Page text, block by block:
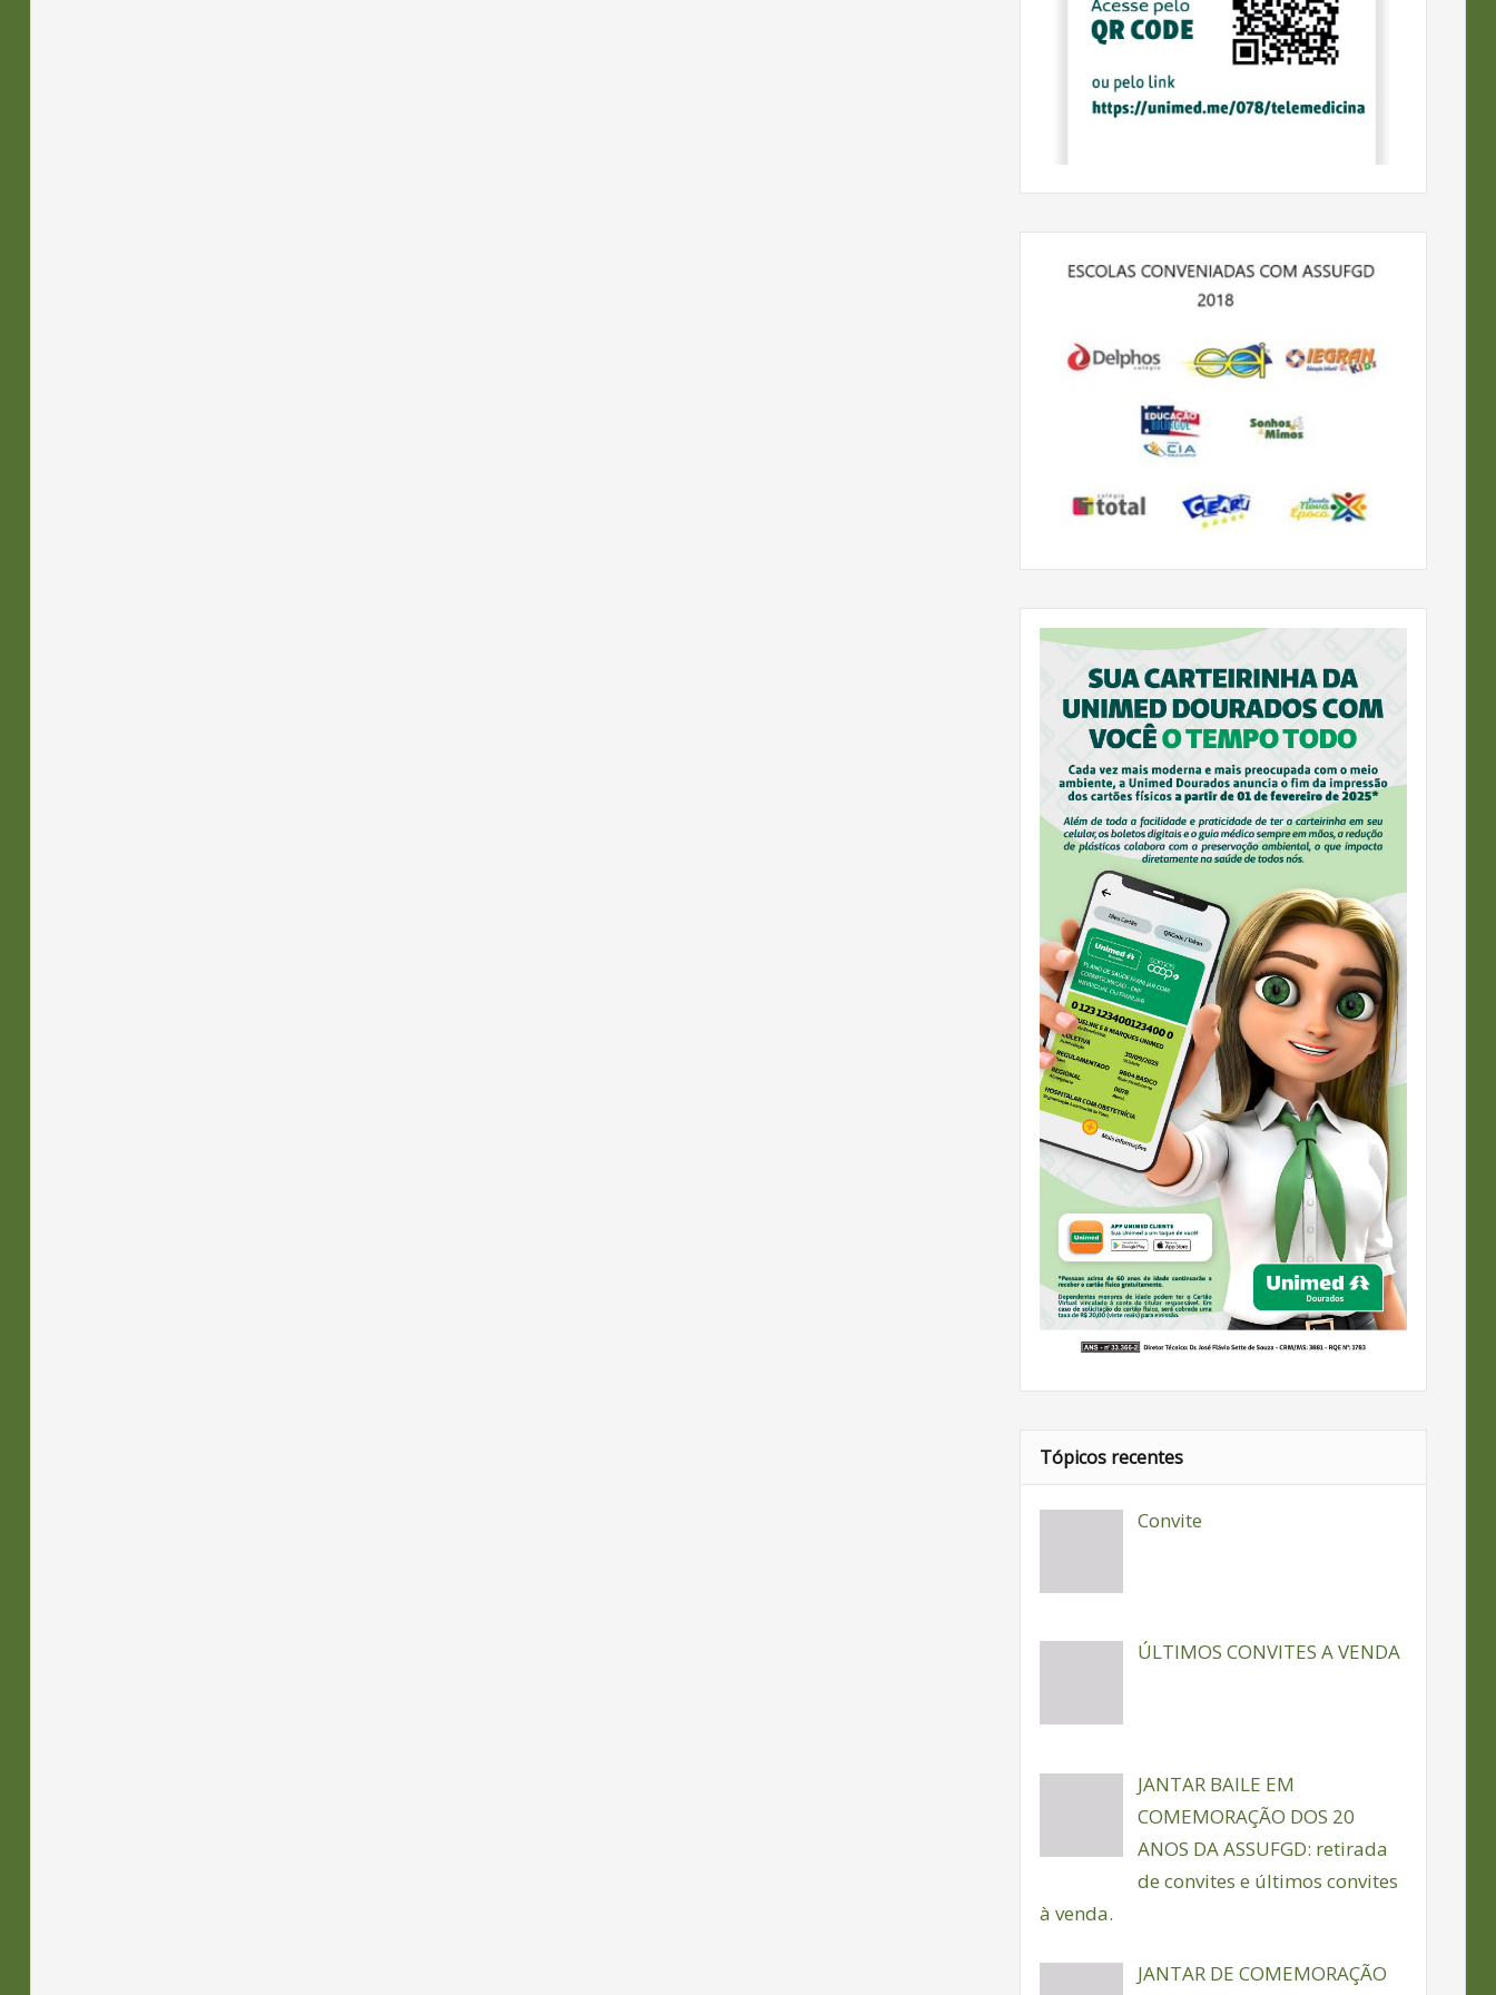
Tópicos recentes
Convite
ÚLTIMOS CONVITES A VENDA
JANTAR BAILE EM
COMEMORAÇÃO DOS 20
ANOS DA ASSUFGD: retirada
de convites e últimos convites
à venda.
JANTAR DE COMEMORAÇÃO